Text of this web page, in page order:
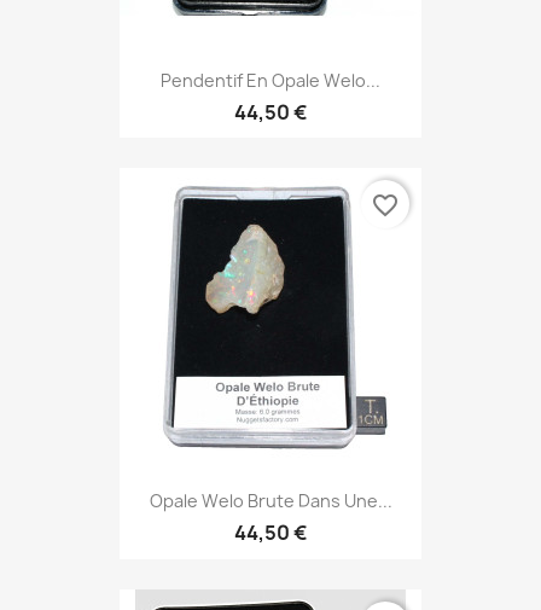
Pendentif En Opale Welo...
44,50 €
Opale Welo Brute Dans Une...
44,50 €
favorite_border